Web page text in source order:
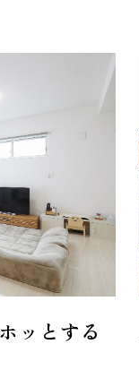
ッとする